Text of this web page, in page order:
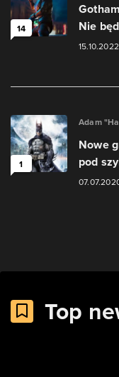
14
Nie
15.10.2022
1
Adam
Nowe
pod
Top